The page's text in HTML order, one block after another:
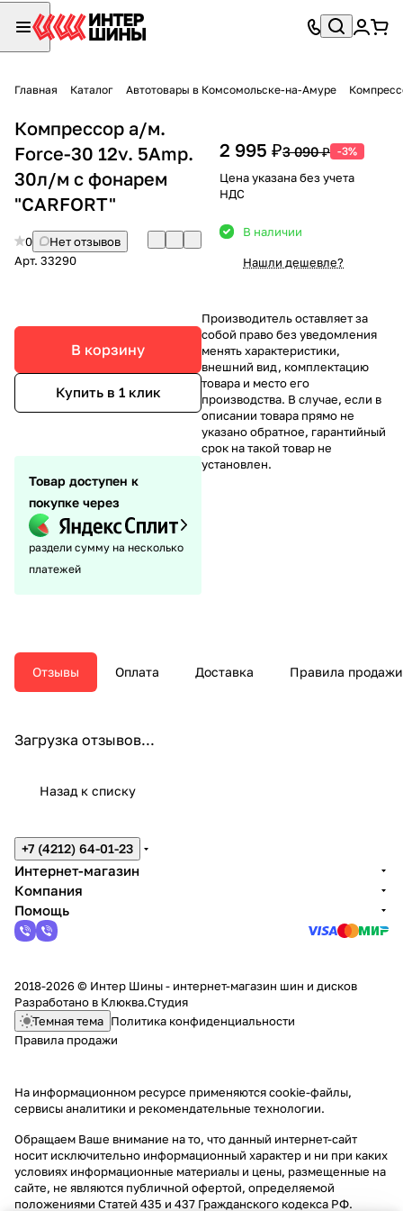
Главная Каталог Автотовары в Комсомольске-на-Амуре
Компрессор а/м.
Force-30 12v. 5Amp.
30л/м с фонарем
"CARFORT"
0
Нет отзывов
Арт. 33290
В корзину
Купить в 1 клик
Товар доступен к
покупке через
раздели сумму на несколько
платежей
2 995 ₽3 090 ₽ -3%
Цена указана без учета
НДС
В наличии
Нашли дешевле?
Производитель оставляет за
собой право без уведомления
менять характеристики,
внешний вид, комплектацию
товара и место его
производства. В случае, если в
описании товара прямо не
указано обратное, гарантийный
срок на такой товар не
установлен.
Отзывы Оплата Доставка Правила продажи
Загрузка отзывов...
Назад к списку
+7 (4212) 64-01-23
Интернет-магазин
Компания
Помощь
2018-2026 © Интер Шины - интернет-магазин шин и дисков
Разработано в Клюква.Студия
Темная тема Политика конфиденциальности
Правила продажи
На информационном ресурсе применяютсяcookie-файлы,
сервисы аналитики и рекомендательные технологии.
Обращаем Ваше внимание на то, что данный интернет-сайт
носит исключительно информационный характер и ни при каких
условиях информационные материалы и цены, размещенные на
сайте, не являются публичной офертой, определяемой
положениями Статей 435 и 437 Гражданского кодекса РФ.